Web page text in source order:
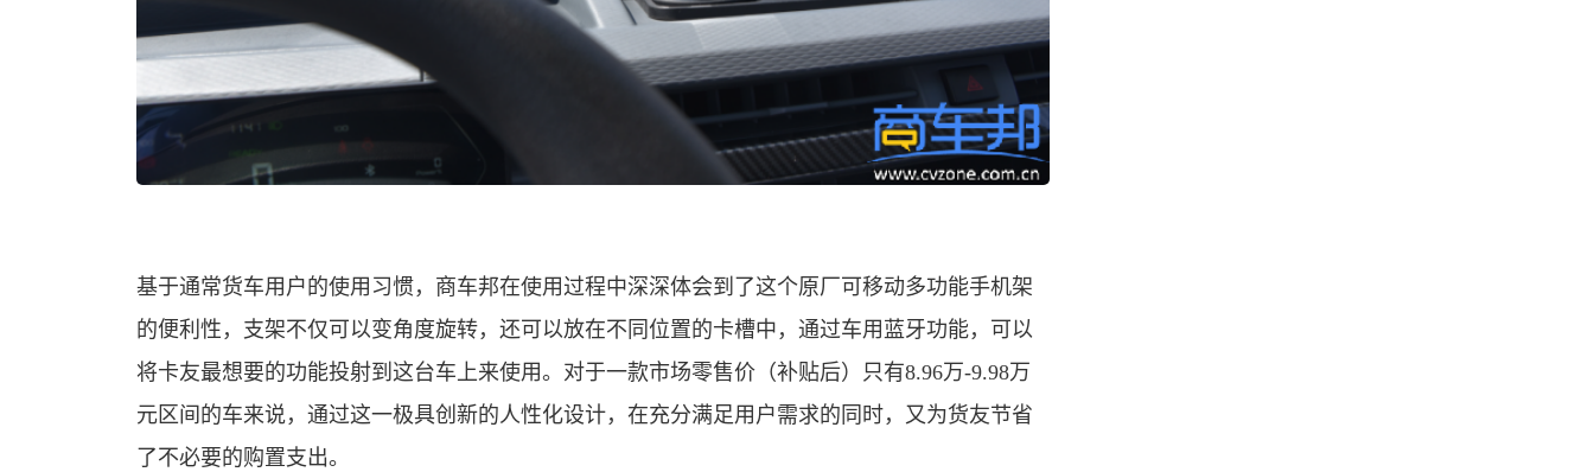
基于通常货车用户的使用习惯，商车邦在使用过程中深深体会到了这个原厂可移动多功能手机架
的便利性，支架不仅可以变角度旋转，还可以放在不同位置的卡槽中，通过车用蓝牙功能，可以
将卡友最想要的功能投射到这台车上来使用。对于一款市场零售价（补贴后）只有8.96万-9.98万
元区间的车来说，通过这一极具创新的人性化设计，在充分满足用户需求的同时，又为货友节省
了不必要的购置支出。